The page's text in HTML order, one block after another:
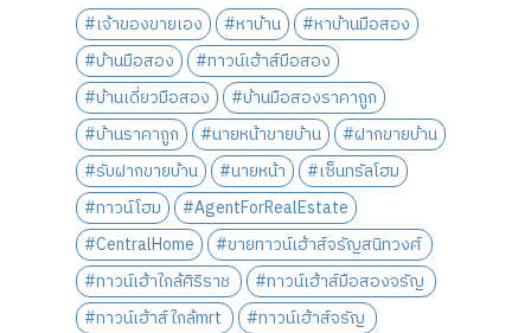
#เจ้าของขายเอง #หาบ้าน
#หาบ้านมือสอง
#บ้านมือสอง
#ทาวน์เฮ้าส์มือสอง
#บ้านเดี่ยวมือสอง
#บ้านมือสองราคาถูก
#บ้านราคาถูก
#นายหน้าขายบ้าน
#ฝากขายบ้าน
#รับฝากขายบ้าน
#นายหน้า
#เซ็นทรัลโฮม
#ทาวน์โฮม
#AgentForRealEstate
#CentralHome
#ขายทาวน์เฮ้าส์จรัญสนิทวงศ์
#ทาวน์เฮ้าใกล้ศิริราช
#ทาวน์เฮ้าส์มือสองจรัญ
#ทาวน์เฮ้าส์ใกล้mrt
#ทาวน์เฮ้าส์จรัญ